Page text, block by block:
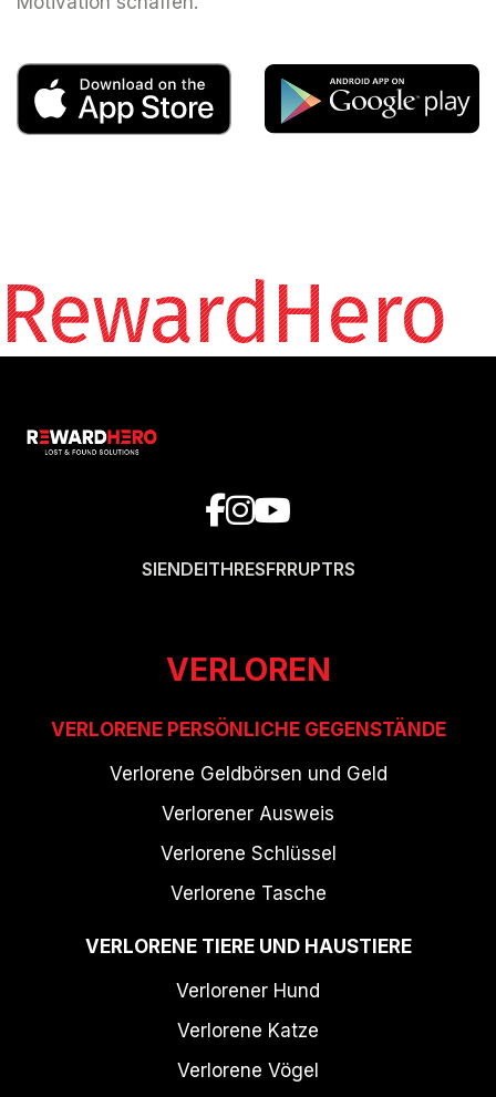
RewardHero
SIENDEITHRESFRRUPTRS
VERLOREN
VERLORENE PERSÖNLICHE GEGENSTÄNDE
Verlorene Geldbörsen und Geld
Verlorener Ausweis
Verlorene Schlüssel
Verlorene Tasche
VERLORENE TIERE UND HAUSTIERE
Verlorener Hund
Verlorene Katze
Verlorene Vögel